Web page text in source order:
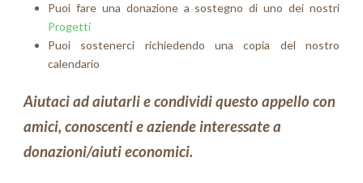
Puoi fare una donazione a sostegno di uno dei nostri
Progetti
Puoi sostenerci richiedendo una copia del nostro
calendario
Aiutaci ad aiutarli e condividi questo appello con
amici, conoscenti e aziende interessate a
donazioni/aiuti economici.